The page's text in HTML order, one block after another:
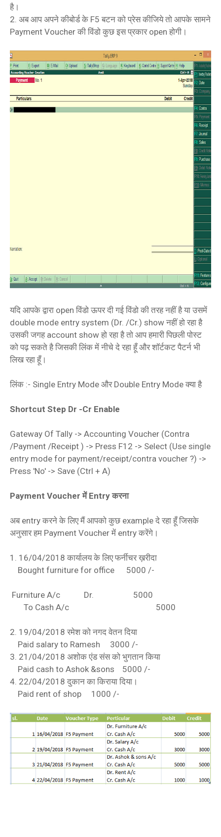
है।
2. अब आप अपने कीबोर्ड के F5 बटन को प्रेस कीजिये तो आपके सामने
Payment Voucher की विंडो कुछ इस प्रकार open होगी।
यदि आपके द्वारा open विंडो ऊपर दी गई विंडो की तरह नहीं है या उसमें
double mode entry system (Dr. /Cr.) show नहीं हो रहा है
उसकी जगह account show हो रहा है तो आप हमारी पिछली पोस्ट
को पढ़ सकते है जिसकी लिंक में नीचे दे रहा हूँ और शॉर्टकट पैटर्न भी
लिख रहा हूँ।
लिंक :- Single Entry Mode और Double Entry Mode क्या है
Shortcut Step Dr -Cr Enable
Gateway Of Tally -> Accounting Voucher (Contra
/Payment /Receipt ) -> Press F12 -> Select (Use single
entry mode for payment/receipt/contra voucher ?) ->
Press 'No' -> Save (Ctrl + A)
Payment Voucher में Entry करना
अब entry करने के लिए मैं आपको कुछ example दे रहा हूँ जिसके
अनुसार हम Payment Voucher में entry करेंगे।
1. 16/04/2018 कार्यालय के लिए फर्नीचर ख़रीदा
Bought furniture for office 5000 /-
Furniture A/c Dr. 5000
To Cash A/c 5000
2. 19/04/2018 रमेश को नगद वेतन दिया
Paid salary to Ramesh 3000 /-
3. 21/04/2018 अशोक एंड संस को भुगतान किया
Paid cash to Ashok &sons 5000 /-
4. 22/04/2018 दुकान का किराया दिया।
Paid rent of shop 1000 /-